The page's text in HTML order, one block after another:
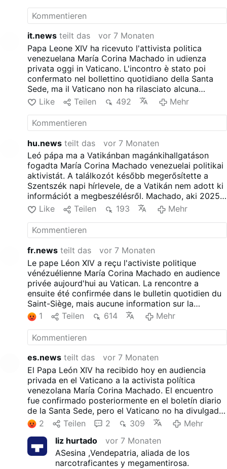
it.news teilt das
vor 7 Monaten
Papa Leone XIV ha ricevuto l'attivista politica
venezuelana María Corina Machado in udienza
privata oggi in Vaticano. L'incontro è stato poi
confermato nel bollettino quotidiano della Santa
Sede, ma il Vaticano non ha rilasciato alcuna
informazione sulla discussione. Machado, che ha
ricevuto il Premio Nobel per la Pace 2025, è un ex
membro dell'Assemblea Nazionale del Venezuela e
una delle figure più importanti dell'opposizione del
Paese.
Like Teilen 492 Mehr
hu.news teilt das
vor 7 Monaten
Leó pápa ma a Vatikánban magánkihallgatáson
fogadta María Corina Machado venezuelai politikai
aktivistát. A találkozót később megerősítette a
Szentszék napi hírlevele, de a Vatikán nem adott ki
információt a megbeszélésről. Machado, aki 2025-
ben Nobel-békedíjat kapott, a venezuelai
nemzetgyűlés volt tagja és az ország ellenzékének
egyik legjelentősebb alakja.
Like Teilen 193 Mehr
fr.news teilt das
vor 7 Monaten
Le pape Léon XIV a reçu l'activiste politique
vénézuélienne María Corina Machado en audience
privée aujourd'hui au Vatican. La rencontre a
ensuite été confirmée dans le bulletin quotidien du
Saint-Siège, mais aucune information sur la
discussion n'a été publiée par le Vatican. Machado,
qui a reçu le prix Nobel de la paix en 2025, est un
ancien membre de l'Assemblée nationale du
Venezuela et l'une des figures les plus importantes
de l'opposition du pays.
1 Teilen 614 Mehr
es.news teilt das
vor 7 Monaten
El Papa León XIV ha recibido hoy en audiencia
privada en el Vaticano a la activista política
venezolana María Corina Machado. El encuentro
fue confirmado posteriormente en el boletín diario
de la Santa Sede, pero el Vaticano no ha divulgado
ninguna información sobre la conversación.
Machado, que obtuvo el Premio Nobel de la Paz en
2025, es ex diputada de la Asamblea Nacional de
Venezuela y una de las figuras más destacadas de
la oposición del país.
2 Teilen 2 309
Mehr
liz hurtado
vor 7 Monaten
ASesina ,Vendepatria, aliada de los
narcotraficantes y megamentirosa.